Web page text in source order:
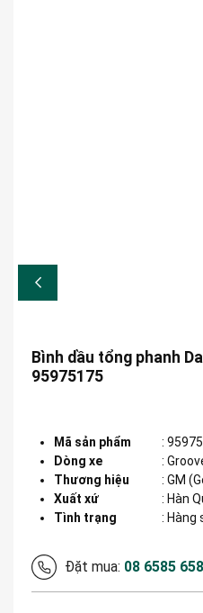
Bình dầu tổng phanh
95975175
Mã sản phẩm :
Dòng xe
:
Thương hiệu
: GM
Xuất xứ
: Hàn
Tình trạng
: Hàng
Đặt mua: 08 6585